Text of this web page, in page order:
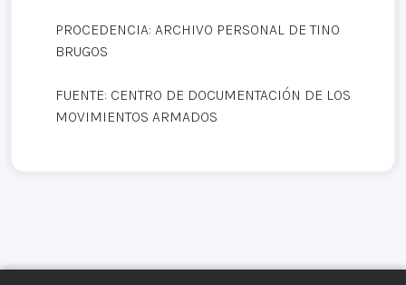
PROCEDENCIA: ARCHIVO PERSONAL DE TINO
BRUGOS
FUENTE: CENTRO DE DOCUMENTACIÓN DE LOS
MOVIMIENTOS ARMADOS